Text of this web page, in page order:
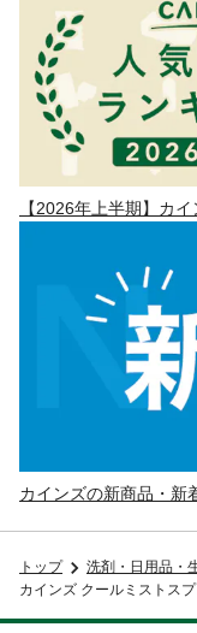
【2026年上半期】カ
カインズの新商品・新
トップ 洗剤・日用品・
カインズ クールミストス